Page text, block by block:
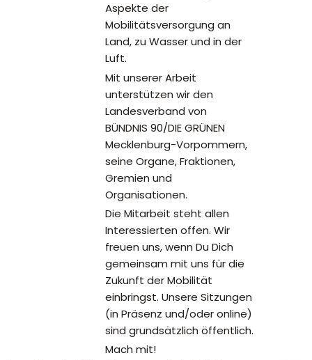
Aspekte der
Mobilitätsversorgung an
Land, zu Wasser und in der
Luft.
Mit unserer Arbeit
unterstützen wir den
Landesverband von
BÜNDNIS 90/DIE GRÜNEN
Mecklenburg-Vorpommern,
seine Organe, Fraktionen,
Gremien und
Organisationen.
Die Mitarbeit steht allen
Interessierten offen. Wir
freuen uns, wenn Du Dich
gemeinsam mit uns für die
Zukunft der Mobilität
einbringst. Unsere Sitzungen
(in Präsenz und/oder online)
sind grundsätzlich öffentlich.
Mach mit!